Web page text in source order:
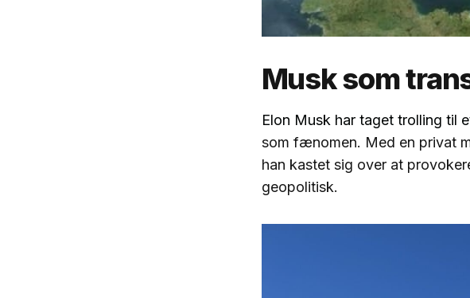
Musk som
Elon Musk har taget trolling til
som fænomen. Med en privat
han kastet sig over at
geopolitisk.